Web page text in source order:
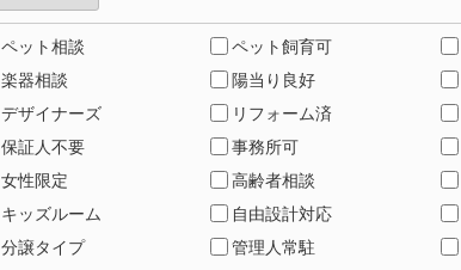
ペット相談 ペット飼育可
楽器相談
陽当り良好
デザイナーズ
リフォーム済
保証人不要
事務所可
女性限定
高齢者相談
キッズルーム
自由設計対応
分譲タイプ
管理人常駐